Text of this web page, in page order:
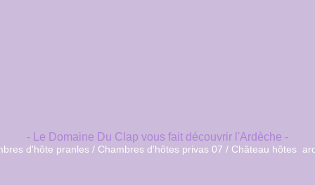
- Le Domaine Du Clap vous fait découvrir l'Ardèche -
d'hôte pranles / Chambres d'hôtes privas 07 / Château hôtes